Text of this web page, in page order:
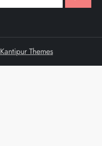
Kantipur Themes